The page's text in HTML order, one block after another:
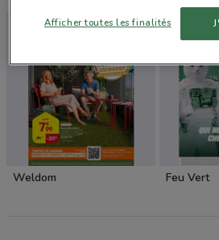
Weldom Feu Vert
Afficher toutes les finalités